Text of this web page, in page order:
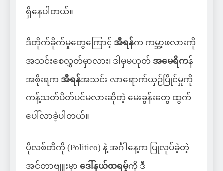
ရှိနေပါတယ်။
ဒီတိုက်ခိုက်မှုတွေကြောင့် အီရန်က ကမ္ဘာ့ဖလားကို
အသင်းစေလွှတ်မှာလား၊ ဒါမှမဟုတ် အမေရိကန်
အစိုးရက အီရန်အသင်း လာရောက်ယှဉ်ပြိုင်မှုကို
ကန့်သတ်ပိတ်ပင်မလားဆိုတဲ့ မေးခွန်းတွေ ထွက်
ပေါ်လာခဲ့ပါတယ်။
ပိုလစ်တီကို (Politico) နဲ့ အင်္ဂါနေ့က ပြုလုပ်ခဲ့တဲ့
အင်တာဗျူးမှာ ဒေါ်နယ်ထရမ့်ကို ဒီ